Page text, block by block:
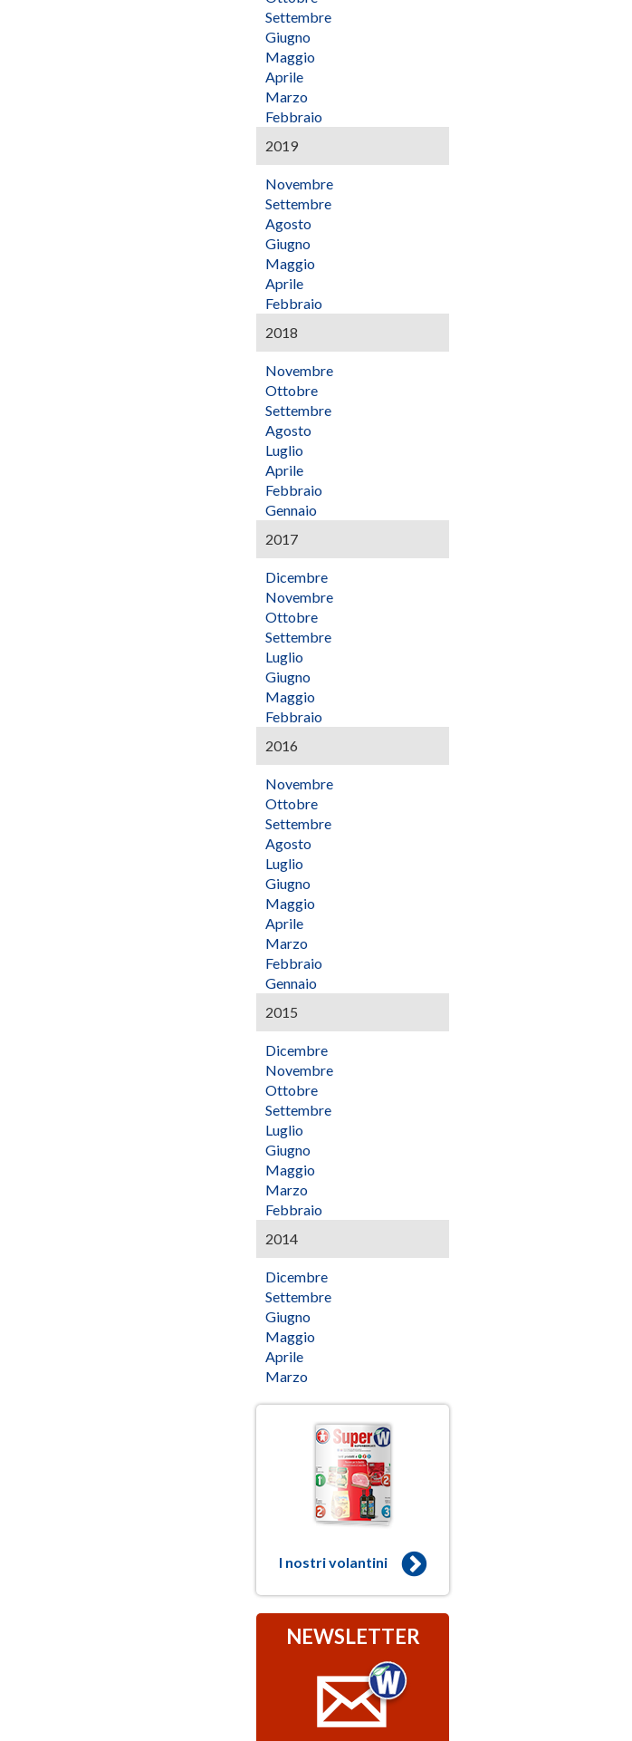
Settembre
Giugno
Maggio
Aprile
Marzo
Febbraio
2019
Novembre
Settembre
Agosto
Giugno
Maggio
Aprile
Febbraio
2018
Novembre
Ottobre
Settembre
Agosto
Luglio
Aprile
Febbraio
Gennaio
2017
Dicembre
Novembre
Ottobre
Settembre
Luglio
Giugno
Maggio
Febbraio
2016
Novembre
Ottobre
Settembre
Agosto
Luglio
Giugno
Maggio
Aprile
Marzo
Febbraio
Gennaio
2015
Dicembre
Novembre
Ottobre
Settembre
Luglio
Giugno
Maggio
Marzo
Febbraio
2014
Dicembre
Settembre
Giugno
Maggio
Aprile
Marzo
I nostri volantini
NEWSLETTER